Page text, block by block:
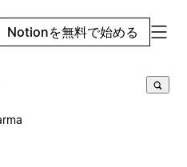
Notionを無料で始める